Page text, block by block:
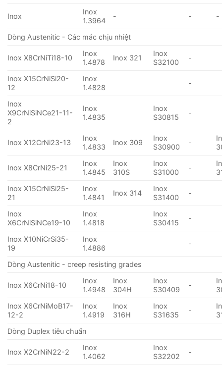
Inox
Inox
1.3964
- - -
Dòng Austenitic - Các mác chịu nhiệt
Inox X8CrNiTi18-10
Inox
1.4878
Inox 321
Inox
S32100
-
Inox X15CrNiSi20-
12
Inox
1.4828
-
Inox
X9CrNiSiNCe21-11-
2
Inox
1.4835
Inox
S30815
-
Inox X12CrNi23-13
Inox
1.4833
Inox 309
Inox
S30900
-
Inox X8CrNi25-21
Inox
1.4845
Inox
310S
Inox
S31000
-
Inox X15CrNiSi25-
21
Inox
1.4841
Inox 314
Inox
S31400
-
Inox
X6CrNiSiNCe19-10
Inox
1.4818
Inox
S30415
-
Inox X10NiCrSi35-
19
Inox
1.4886
-
Dòng Austenitic - creep resisting grades
Inox X6CrNi18-10
Inox
1.4948
Inox
304H
Inox
S30409
-
Inox X6CrNiMoB17-
12-2
Inox
1.4919
Inox
316H
Inox
S31635
-
Dòng Duplex tiêu chuẩn
Inox X2CrNiN22-2
Inox
1.4062
Inox
S32202
-